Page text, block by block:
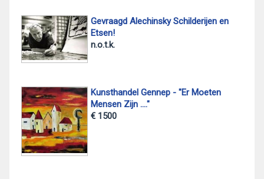
Gevraagd Alechinsky Schilderijen en
Etsen!
n.o.t.k.
Kunsthandel Gennep - "Er Moeten
Mensen Zijn ...."
€ 1500